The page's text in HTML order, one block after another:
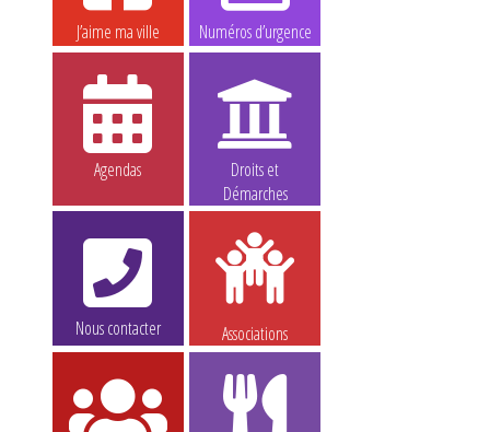
J’aime ma ville Numéros d’urgence
Agendas
Droits et
Démarches
Nous contacter Associations